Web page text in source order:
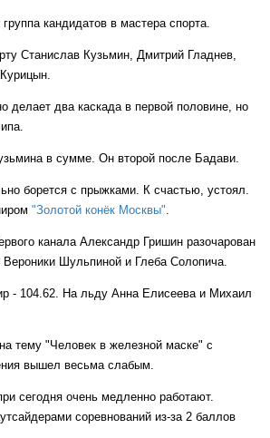
кандидатов в мастера спорта.
Станислав Кузьмин, Дмитрий Гладнев,
делает два каскада в первой половине, но
в сумме. Он второй после Бадави.
борется с прыжками. К счастью, устоял.
"Золотой конёк Москвы".
канала Александр Гришин разочарован
Шульпиной и Глеба Солопича.
- 104.62. На льду Анна Елисеева и Михаил
тему "Человек в железной маске" с
вышел весьма слабым.
сегодня очень медленно работают.
соревнований из-за 2 баллов